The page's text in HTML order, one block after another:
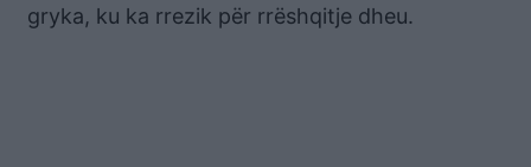
gryka, ku ka rrezik për rrëshqitje dheu.